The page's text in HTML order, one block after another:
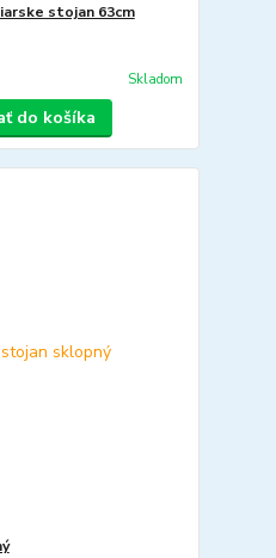
stojan 63cm
Skladom
do košíka